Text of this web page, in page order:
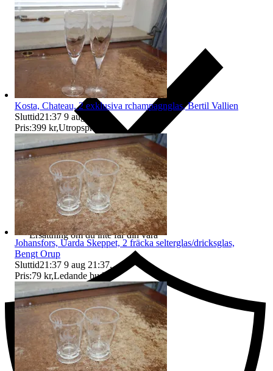
Ersättning om du inte får din vara
Kosta, Chateau, 2 exklusiva rchampagnglas, Bertil Vallien
Sluttid21:37 9 aug 21:37
.
Pris:399 kr,Utropspris
Johansfors, Uarda Skeppet, 2 fräcka selterglas/dricksglas,
Bengt Orup
Sluttid21:37 9 aug 21:37.
Pris:79 kr,Ledande bud.